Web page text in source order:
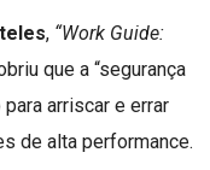
, “Work Guide:
que a “segurança
arriscar e errar
de alta performance.